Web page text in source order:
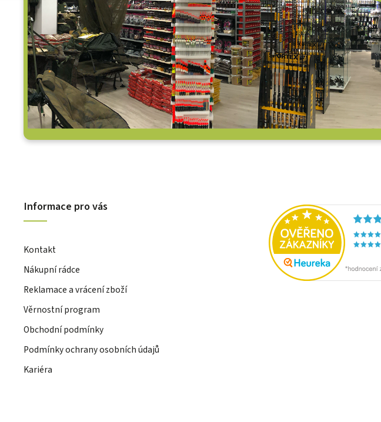
Informace pro vás
Kontakt
Nákupní rádce
Reklamace a vrácení zboží
Věrnostní program
Obchodní podmínky
Podmínky ochrany osobních údajů
Kariéra